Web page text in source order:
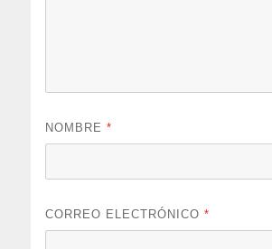
NOMBRE*
CORREO ELECTRÓNICO*